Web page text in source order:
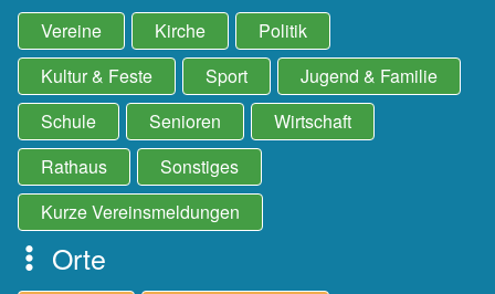
Vereine Kirche
Politik
Kultur & Feste
Sport
Jugend & Familie
Schule
Senioren
Wirtschaft
Rathaus
Sonstiges
Kurze Vereinsmeldungen
Orte